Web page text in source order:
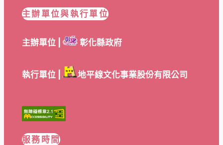
主辦單位與執行單位
主辦單位 | 彰化縣政府
執行單位 | 地平線文化事業股份有限公司
服務時間